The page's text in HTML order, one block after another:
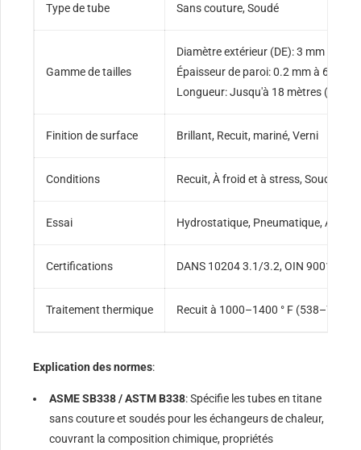
Type de tube Sans couture, Soudé
Gamme de tailles
Diamètre extérieur (DE): 3 mm à 114
Épaisseur de paroi: 0.2 mm à 6 mm
Longueur: Jusqu'à 18 mètres
Finition de surface Brillant, Recuit, mariné, Verni
Conditions Recuit, À froid et à stress, Soudé et
Essai Hydrostatique, Pneumatique, Actuel
Certifications DANS 10204 3.1/3.2, OIN 9001,
Traitement thermique Recuit à 1000–1400 ° F (538–760 °
Explication des normes:
ASME SB338 / ASTM B338: Spécifie les tubes en titane
sans couture et soudés pour les échangeurs de chaleur,
couvrant la composition chimique, propriétés